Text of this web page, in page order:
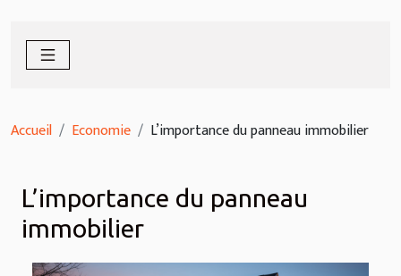
Accueil Economie L’importance du panneau immobilier
L’importance du panneau
immobilier